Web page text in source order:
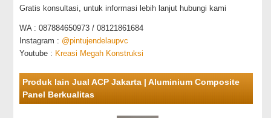
Gratis konsultasi, untuk informasi lebih lanjut hubungi kami
WA : 087884650973 / 08121861684
Instagram : @pintujendelaupvc
Youtube : Kreasi Megah Konstruksi
Produk lain Jual ACP Jakarta | Aluminium Composite
Panel Berkualitas